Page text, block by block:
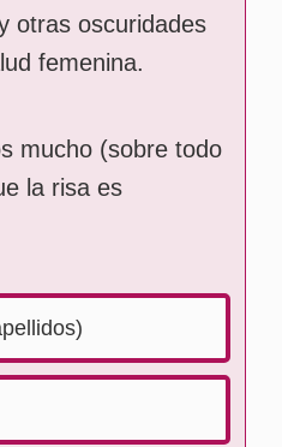
otras oscuridades
femenina.
mucho (sobre todo
la risa es